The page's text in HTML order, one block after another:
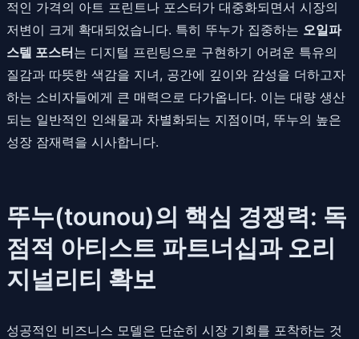
적인 가격의 아트 프린트나 포스터가 대중화되면서 시장의
저변이 크게 확대되었습니다. 특히 뚜누가 집중하는 오일파
스텔 포스터는 디지털 프린팅으로 구현하기 어려운 특유의
질감과 따뜻한 색감을 지녀, 공간에 깊이와 감성을 더하고자
하는 소비자들에게 큰 매력으로 다가옵니다. 이는 대량 생산
되는 일반적인 인쇄물과 차별화되는 지점이며, 뚜누의 높은
성장 잠재력을 시사합니다.
뚜누(tounou)의 핵심 경쟁력: 독
점적 아티스트 파트너십과 오리
지널리티 확보
성공적인 비즈니스 모델은 단순히 시장 기회를 포착하는 것